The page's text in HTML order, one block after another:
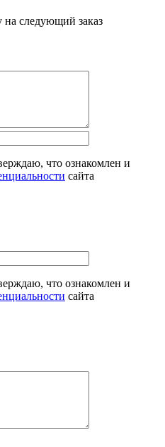
на следующий заказ
что ознакомлен и
сайта
что ознакомлен и
сайта